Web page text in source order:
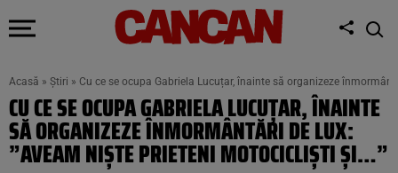
Acasă » Știri » Cu ce se ocupa Gabriela Lucuțar, înainte să organizeze
CU CE SE OCUPA GABRIELA LUCUȚAR, ÎNAINTE
SĂ ORGANIZEZE ÎNMORMÂNTĂRI DE LUX:
”AVEAM NIȘTE PRIETENI MOTOCICLIȘTI ȘI…”